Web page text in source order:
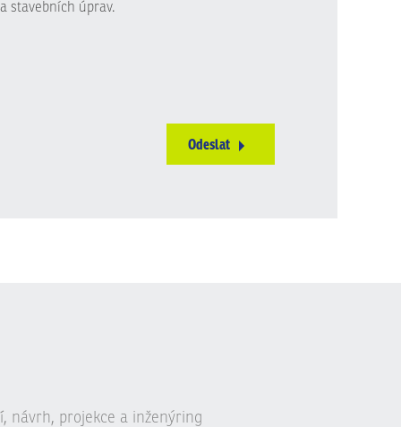
stavebních úprav.
Odeslat
návrh, projekce a inženýring